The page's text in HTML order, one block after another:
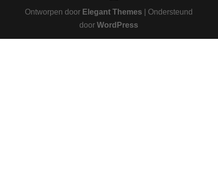
Ontworpen door Elegant Themes | Ondersteund
doorWordPress